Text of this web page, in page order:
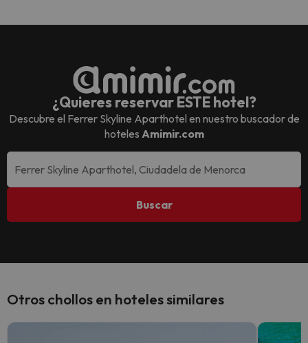
¿Quieres reservar ESTE hotel?
Descubre el Ferrer Skyline Aparthotel en nuestro buscador de
hoteles Amimir.com
Buscar
Otros chollos en hoteles similares